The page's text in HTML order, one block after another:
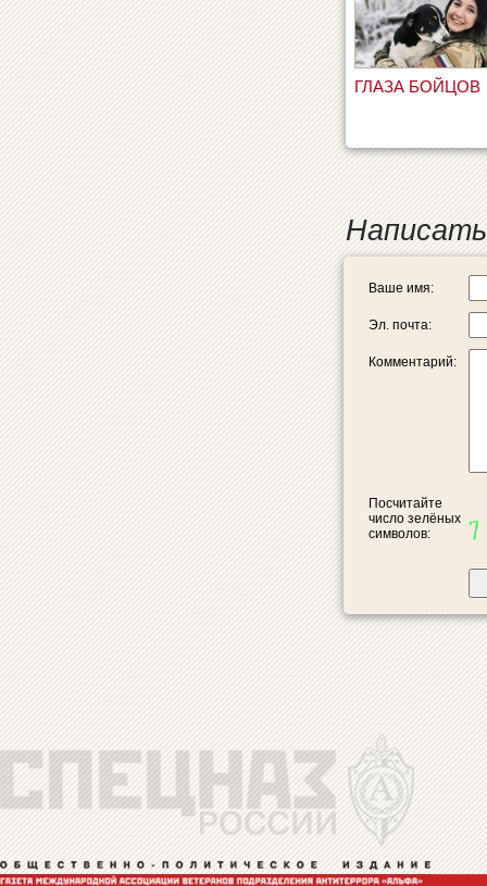
ГЛАЗА БОЙЦОВ
Ваше имя:
Эл. почта:
Комментарий:
Посчитайте
число зелёных
символов: